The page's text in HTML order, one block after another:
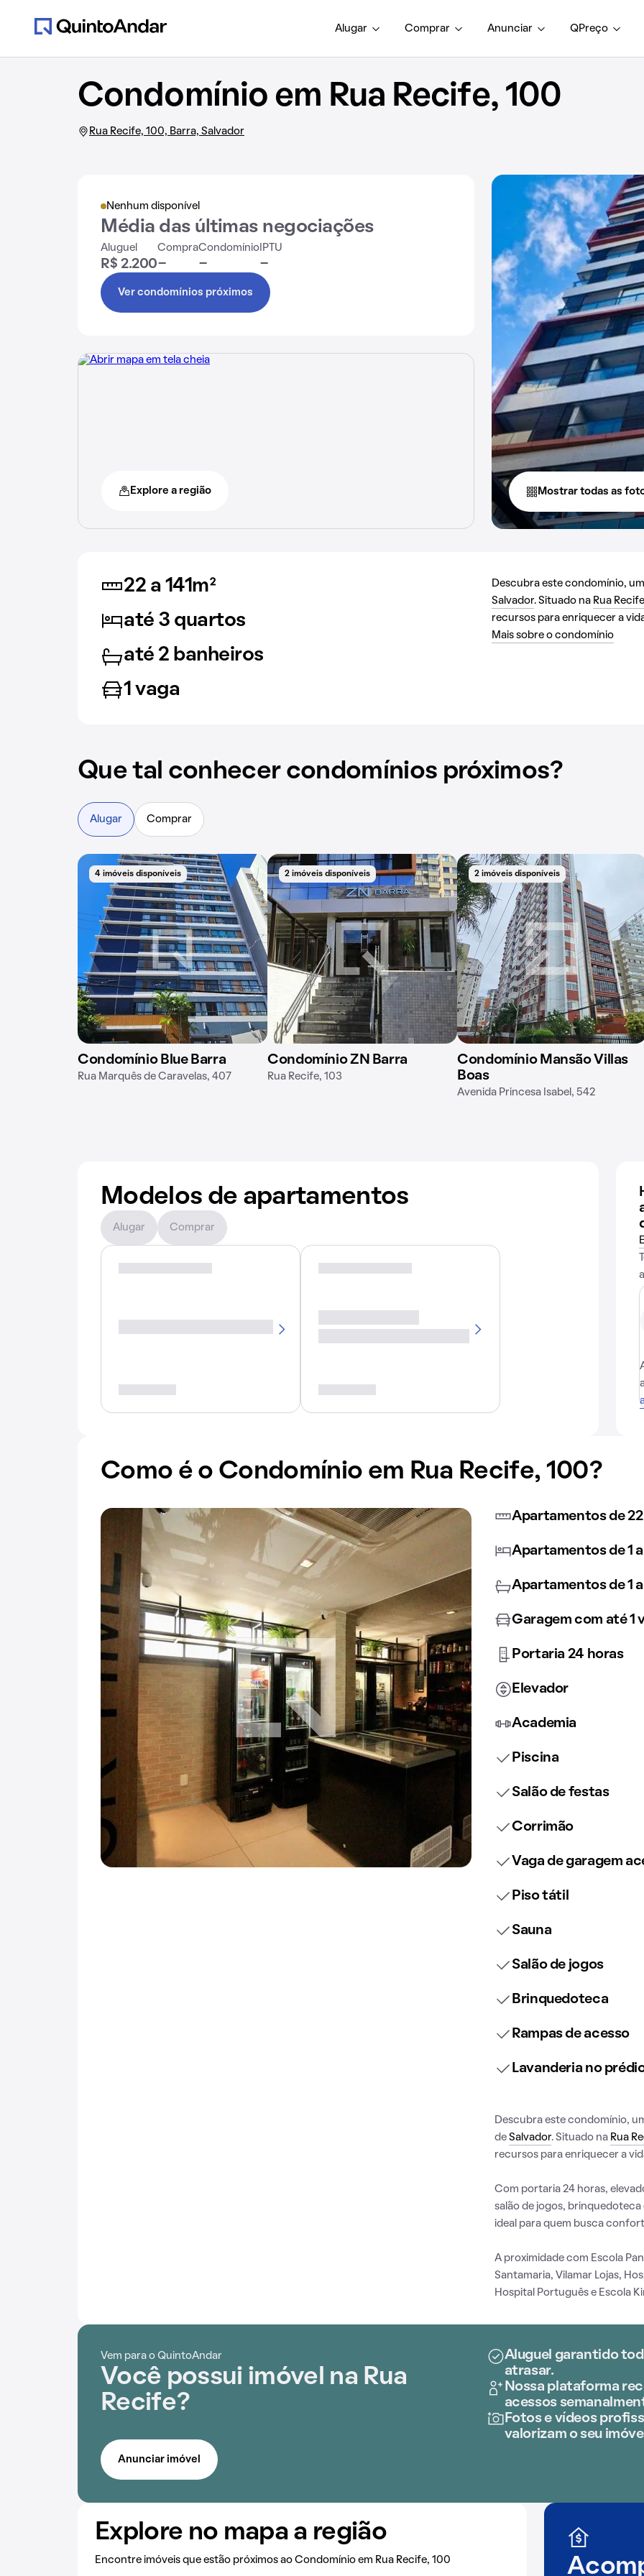
Alugar Comprar Anunciar QPreço
Condomínio em Rua Recife, 100
Rua Recife, 100, Barra, Salvador
Nenhum disponível
Média das últimas negociações
Aluguel
R$ 2.200
Compra
-
Condomínio
-
IPTU
-
Ver condomínios próximos
Explore a região Mostrar todas as
22 a 141m²
até 3 quartos
até 2 banheiros
1 vaga
Descubra este condomínio,
Salvador. Situado na Rua Recife
recursos para enriquecer a
Mais sobre o condomínio
Que tal conhecer condomínios próximos?
Alugar Comprar
4 imóveis disponíveis
Condomínio Blue Barra
Rua Marquês de Caravelas, 407
2 imóveis disponíveis
Condomínio ZN Barra
Rua Recife, 103
2 imóveis disponíveis
Condomínio Mansão Villas
Boas
Avenida Princesa Isabel, 542
Modelos de apartamentos
Alugar Comprar
Como é o Condomínio em Rua Recife, 100?
Apartamentos de 22
Apartamentos de 1
Apartamentos de 1
Garagem com até 1
Portaria 24 horas
Elevador
Academia
Piscina
Salão de festas
Corrimão
Vaga de garagem
Piso tátil
Sauna
Salão de jogos
Brinquedoteca
Rampas de acesso
Lavanderia no
Descubra este condomínio,
de Salvador. Situado na Rua
recursos para enriquecer a
Com portaria 24 horas,
salão de jogos,
ideal para quem busca
A proximidade com Escola
Santamaria, Vilamar Lojas,
Hospital Português e Escola
Vem para o QuintoAndar
Você possui imóvel na Rua
Recife?
Aluguel garantido
atrasar.
Nossa plataforma
acessos
Fotos e vídeos
valorizam o seu
Anunciar imóvel
Explore no mapa a região
Encontre imóveis que estão próximos ao Condomínio em Rua Recife, 100